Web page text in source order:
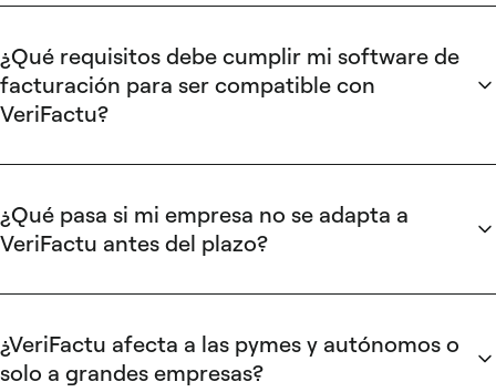
256, QR, registro inalterable); la factura electrónica
transmisión B2B. Las grandes empresas deberán cumplir
con la factura electrónica B2B en el primer año tras la
aprobación del reglamento, y las pymes dispondrán de 2
¿Qué requisitos debe cumplir mi software de
facturación para ser compatible con
VeriFactu?
hash SHA-256 por registro, un código QR por factura,
opción de envío automático a la AEAT y contar con la
declaración responsable del fabricante conforme a la Orden
¿Qué pasa si mi empresa no se adapta a
VeriFactu antes del plazo?
utilizar software no certificado, y los fabricantes se exponen
puede desencadenar una inspección tributaria.
¿VeriFactu afecta a las pymes y autónomos o
solo a grandes empresas?